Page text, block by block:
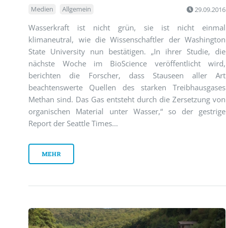
Medien Allgemein 29.09.2016
Wasserkraft ist nicht grün, sie ist nicht einmal
klimaneutral, wie die Wissenschaftler der Washington
State University nun bestätigen. „In ihrer Studie, die
nächste Woche im BioScience veröffentlicht wird,
berichten die Forscher, dass Stauseen aller Art
beachtenswerte Quellen des starken Treibhausgases
Methan sind. Das Gas entsteht durch die Zersetzung von
organischen Material unter Wasser,“ so der gestrige
Report der Seattle Times...
MEHR